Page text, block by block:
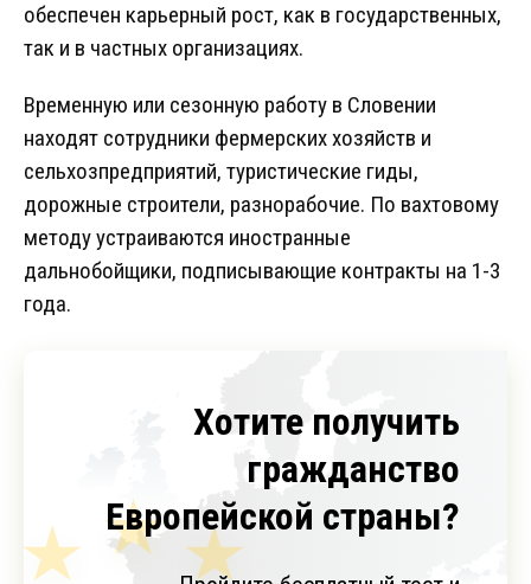
обеспечен карьерный рост, как в государственных,
так и в частных организациях.
Временную или сезонную работу в Словении
находят сотрудники фермерских хозяйств и
сельхозпредприятий, туристические гиды,
дорожные строители, разнорабочие. По вахтовому
методу устраиваются иностранные
дальнобойщики, подписывающие контракты на 1-3
года.
Хотите получить
гражданство
Европейской страны?